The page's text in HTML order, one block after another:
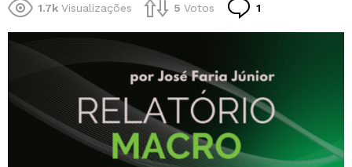
1.7k Visualizações 5 Votos 1